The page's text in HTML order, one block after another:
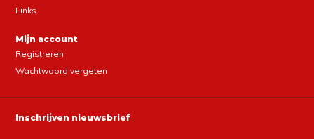
Links
Mijn account
Registreren
Wachtwoord vergeten
Inschrijven nieuwsbrief